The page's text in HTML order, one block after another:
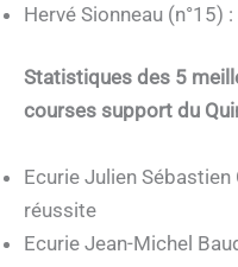
Hervé Sionneau (n°15)
Statistiques des 5
courses support du
Ecurie Julien Sébastien
réussite
Ecurie Jean-Michel